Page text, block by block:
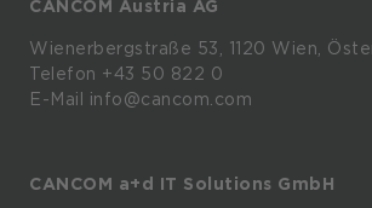
CANCOM Austria AG
Wienerbergstraße 53, 1120 Wien,
Telefon +43 50 822 0
E-Mail info@cancom.com
CANCOM a+d IT Solutions GmbH